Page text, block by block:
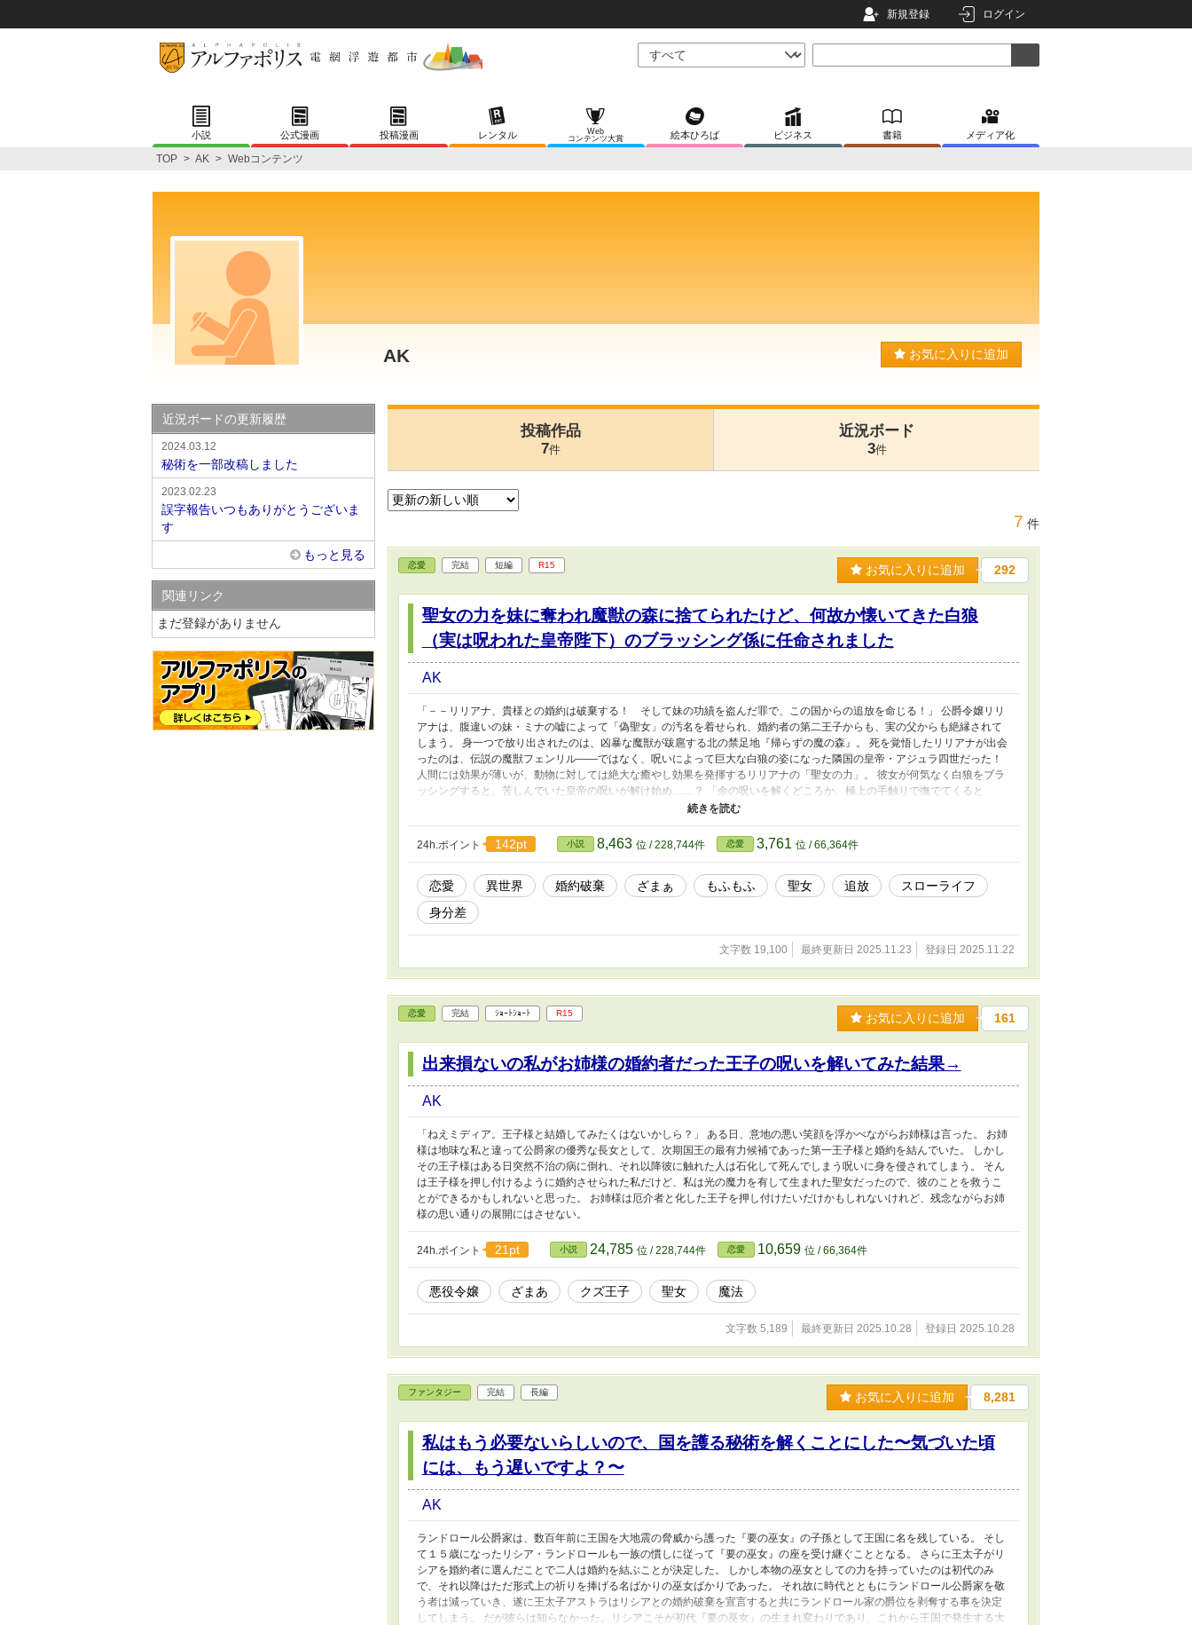
新規登録 ログイン
小説 公式漫画 投稿漫画 レンタル
Web
コンテンツ大賞
絵本ひろば ビジネス 書籍 メディア化
TOP > AK > Webコンテンツ
AK お気に入りに追加
投稿作品
7件
近況ボード
3件
7 件
恋愛 完結 短編 R15 お気に入りに追加 292
聖女の力を妹に奪われ魔獣の森に捨てられたけど、何故か懐いてきた白狼
（実は呪われた皇帝陛下）のブラッシング係に任命されました
AK
「－－リリアナ、貴様との婚約は破棄する！ そして妹の功績を盗んだ罪で、この国からの追放を命じる！」 公爵令嬢リリ
アナは、腹違いの妹・ミナの嘘によって「偽聖女」の汚名を着せられ、婚約者の第二王子からも、実の父からも絶縁されて
しまう。 身一つで放り出されたのは、凶暴な魔獣が跋扈する北の禁足地『帰らずの魔の森』。 死を覚悟したリリアナが出会
ったのは、伝説の魔獣フェンリル——ではなく、呪いによって巨大な白狼の姿になった隣国の皇帝・アジュラ四世だった！
人間には効果が薄いが、動物に対しては絶大な癒やし効果を発揮するリリアナの「聖女の力」。 彼女が何気なく白狼をブラ
ッシングすると、苦しんでいた皇帝の呪いが解け始め……？ 「余の呪いを解くどころか、極上の手触りで撫でてくると
は……。貴様、責任を取って余の専属ブラッシング係になれ」 こうしてリリアナは、冷徹と恐れられる氷の皇帝（中身はツ
ンデレもふもふ）に拾われ、帝国で溺愛されることに。 豪華な離宮で美味しい食事に、最高のもふもふタイム。虐げられて
いた日々が嘘のような幸せスローライフが始まる。 一方、本物の聖女を追放してしまった祖国では、妹のミナが聖女の力を
発揮できず、大地が枯れ、疫病が蔓延し始めていた。 元婚約者や父が慌ててミレイユを連れ戻そうとするが、時すでに遅
て幸せになり、自分を捨てた者たちを見返す逆転の物語。
24h.ポイント 142pt 小説 8,463 位 / 228,744件 恋愛 3,761 位 / 66,364件
恋愛 異世界 婚約破棄 ざまぁ もふもふ 聖女 追放
スローライフ
身分差
文字数 19,100 最終更新日 2025.11.23 登録日 2025.11.22
恋愛 完結 ｼｮｰﾄｼｮｰﾄ R15 お気に入りに追加 161
出来損ないの私がお姉様の婚約者だった王子の呪いを解いてみた結果→
AK
「ねえミディア。王子様と結婚してみたくはないかしら？」 ある日、意地の悪い笑顔を浮かべながらお姉様は言った。 お姉
様は地味な私と違って公爵家の優秀な長女として、次期国王の最有力候補であった第一王子様と婚約を結んでいた。 しかし
その王子様はある日突然不治の病に倒れ、それ以降彼に触れた人は石化して死んでしまう呪いに身を侵されてしまう。 そん
は王子様を押し付けるように婚約させられた私だけど、私は光の魔力を有して生まれた聖女だったので、彼のことを救うこ
とができるかもしれないと思った。 お姉様は厄介者と化した王子を押し付けたいだけかもしれないけれど、残念ながらお姉
様の思い通りの展開にはさせない。
24h.ポイント 21pt 小説 24,785 位 / 228,744件 恋愛 10,659 位 / 66,364件
悪役令嬢 ざまあ クズ王子 聖女 魔法
文字数 5,189 最終更新日 2025.10.28 登録日 2025.10.28
ファンタジー 完結 長編 お気に入りに追加 8,281
私はもう必要ないらしいので、国を護る秘術を解くことにした〜気づいた頃
には、もう遅いですよ？〜
AK
ランドロール公爵家は、数百年前に王国を大地震の脅威から護った『要の巫女』の子孫として王国に名を残している。 そし
て１５歳になったリシア・ランドロールも一族の慣しに従って『要の巫女』の座を受け継ぐこととなる。 さらに王太子がリ
シアを婚約者に選んだことで二人は婚約を結ぶことが決定した。 しかし本物の巫女としての力を持っていたのは初代のみ
で、それ以降はただ形式上の祈りを捧げる名ばかりの巫女ばかりであった。 それ故に時代とともにランドロール公爵家を敬
う者は減っていき、遂に王太子アストラはリシアとの婚約破棄を宣言すると共にランドロール家の爵位を剥奪する事を決定
してしまう。 だが彼らは知らなかった。リシアこそが初代『要の巫女』の生まれ変わりであり、これから王国で発生する大
近況ボードの更新履歴
2024.03.12
秘術を一部改稿しました
2023.02.23
誤字報告いつもありがとうございま
す
もっと見る
関連リンク
まだ登録がありません